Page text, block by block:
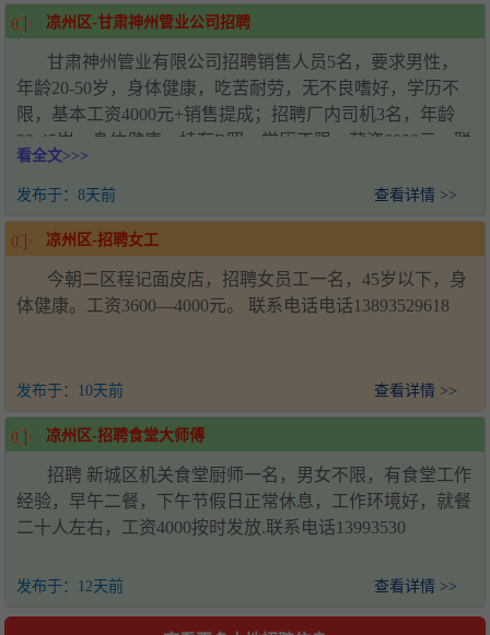
凉州区-甘肃神州管业公司招聘
甘肃神州管业有限公司招聘销售人员5名，要求男性，
年龄20-50岁，身体健康，吃苦耐劳，无不良嗜好，学历不
限，基本工资4000元+销售提成；招聘厂内司机3名，年龄
22-45岁，身体健康，持有B照，学历不限，薪资6000元。联
系人：王经理，电话：18993571920，工作地址：甘肃省武
威市凉州区新能源产业园
看全文>>>
发布于： 8天前 查看详情 >>
凉州区-招聘女工
今朝二区程记面皮店，招聘女员工一名，45岁以下，身
体健康。工资3600—4000元。 联系电话电话13893529618
发布于： 10天前 查看详情 >>
凉州区-招聘食堂大师傅
招聘 新城区机关食堂厨师一名，男女不限，有食堂工作
经验，早午二餐，下午节假日正常休息，工作环境好，就餐
二十人左右，工资4000按时发放.联系电话13993530
发布于： 12天前 查看详情 >>